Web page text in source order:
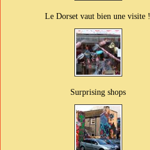
Le Dorset vaut bien une visite !
Surprising shops